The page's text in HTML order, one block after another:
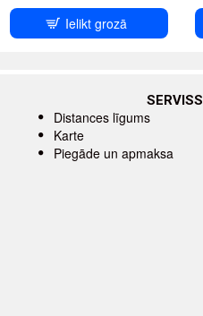
Ielikt grozā
SERVISS
Distances līgums
Karte
Piegāde un apmaksa